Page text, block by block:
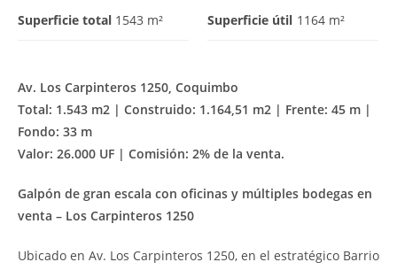
Superficie total 1543 m² Superficie útil 1164 m²
Av. Los Carpinteros 1250, Coquimbo
Total: 1.543 m2 | Construido: 1.164,51 m2 | Frente: 45 m |
Fondo: 33 m
Valor: 26.000 UF | Comisión: 2% de la venta.
Galpón de gran escala con oficinas y múltiples bodegas en
venta – Los Carpinteros 1250
Ubicado en Av. Los Carpinteros 1250, en el estratégico Barrio